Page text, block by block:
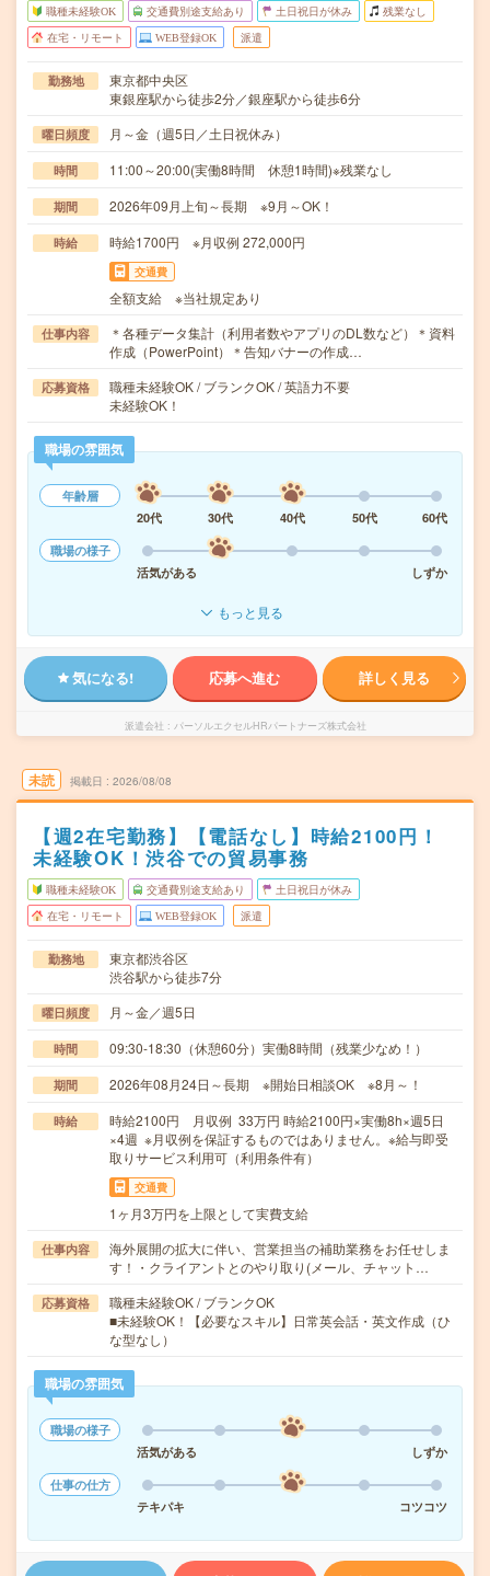
職種未経験OK 交通費別途支給あり 土日祝日が休み 残業なし
在宅・リモート WEB登録OK 派遣
勤務地
東京都中央区
東銀座駅から徒歩2分／銀座駅から徒歩6分
曜日頻度 月～金（週5日／土日祝休み）
時間 11:00～20:00(実働8時間 休憩1時間)※残業なし
期間 2026年09月上旬～長期 ※9月～OK！
時給 時給1700円 ※月収例 272,000円
交通費
全額支給 ※当社規定あり
仕事内容
＊各種データ集計（利用者数やアプリのDL数など）＊資料
作成（PowerPoint）＊告知バナーの作成…
応募資格
職種未経験OK / ブランクOK / 英語力不要
未経験OK！
職場の雰囲気
年齢層
20代
30代 40代 50代
60代
職場の様子
活気がある
しずか
もっと見る
気になる! 応募へ進む 詳しく見る
派遣会社 パーソルエクセルHRパートナーズ株式会社
未読 掲載日 2026/08/08
【週2在宅勤務】【電話なし】時給2100円！
未経験OK！渋谷での貿易事務
職種未経験OK 交通費別途支給あり 土日祝日が休み
在宅・リモート WEB登録OK 派遣
勤務地
東京都渋谷区
渋谷駅から徒歩7分
曜日頻度 月～金／週5日
時間 09:30-18:30（休憩60分）実働8時間（残業少なめ！）
期間 2026年08月24日～長期 ※開始日相談OK ※8月～！
時給
時給2100円 月収例 33万円 時給2100円×実働8h×週5日
×4週 ※月収例を保証するものではありません。※給与即受
取りサービス利用可（利用条件有）
交通費
1ヶ月3万円を上限として実費支給
仕事内容
海外展開の拡大に伴い、営業担当の補助業務をお任せしま
す！・クライアントとのやり取り(メール、チャット…
応募資格
職種未経験OK / ブランクOK
■未経験OK！【必要なスキル】日常英会話・英文作成（ひ
な型なし）
職場の雰囲気
職場の様子
活気がある
しずか
仕事の仕方
テキパキ
コツコツ